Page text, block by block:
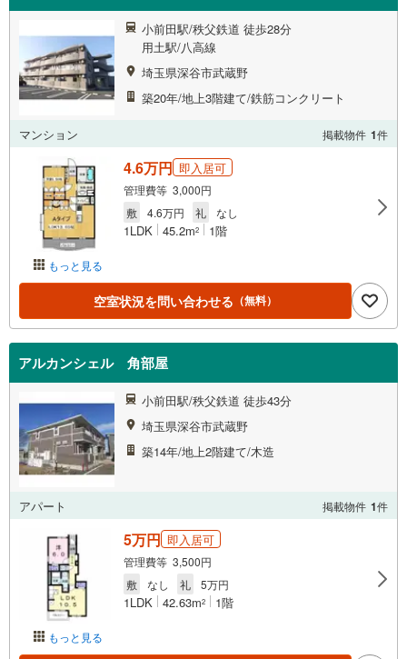
小前田駅/秩父鉄道 徒歩28分
用土駅/八高線
埼玉県深谷市武蔵野
築20年/地上3階建て/鉄筋コンクリート
マンション 掲載物件 1件
もっと見る
4.6万円 即入居可
管理費等 3,000円
敷
4.6万円 礼 なし
1LDK 45.2m2 1階
空室状況を問い合わせる （無料）
アルカンシェル 角部屋
小前田駅/秩父鉄道 徒歩43分
埼玉県深谷市武蔵野
築14年/地上2階建て/木造
アパート 掲載物件 1件
もっと見る
5万円 即入居可
管理費等 3,500円
敷
なし 礼 5万円
1LDK 42.63m2 1階